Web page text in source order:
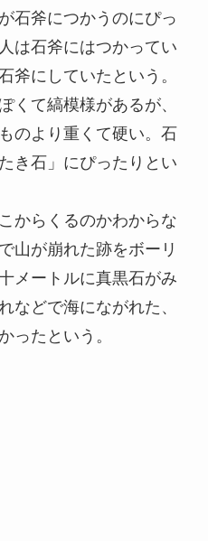
石斧につかうのにぴっ
は石斧にはつかってい
斧にしていたという。
て縞模様があるが、
のより重くて硬い。石
き石」にぴったりとい
からくるのかわからな
山が崩れた跡をボーリ
メートルに真黒石がみ
などで海にながれた、
ったという。